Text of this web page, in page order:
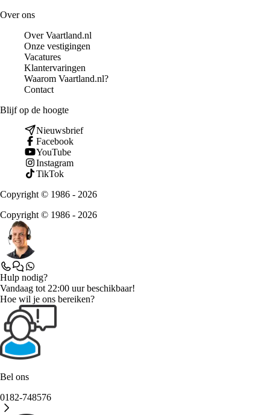
Over ons
Over Vaartland.nl
Onze vestigingen
Vacatures
Klantervaringen
Waarom Vaartland.nl?
Contact
Blijf op de hoogte
Nieuwsbrief
Facebook
YouTube
Instagram
TikTok
Copyright © 1986 - 2026
Copyright © 1986 - 2026
Hulp nodig?
Vandaag tot 22:00 uur beschikbaar!
Hoe wil je ons bereiken?
Bel ons
0182-748576